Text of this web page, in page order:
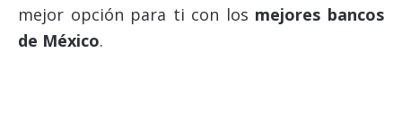
mejor opción para ti con los mejores bancos
de México.